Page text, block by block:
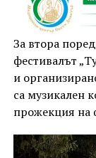
За втора
фестивалът
и
са музикален
прожекция на